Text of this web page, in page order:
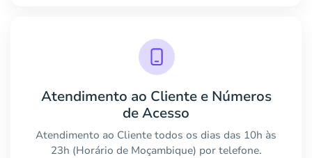
Atendimento ao Cliente e Números
de Acesso
Atendimento ao Cliente todos os dias das 10h às
23h (Horário de Moçambique) por telefone.